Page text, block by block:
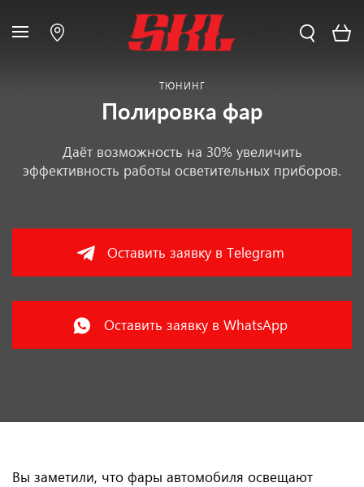
ТЮНИНГ
Полировка фар
Даёт возможность на 30% увеличить
эффективность работы осветительных приборов.
Оставить заявку в Telegram
Оставить заявку в WhatsApp
Вы заметили, что фары автомобиля освещают